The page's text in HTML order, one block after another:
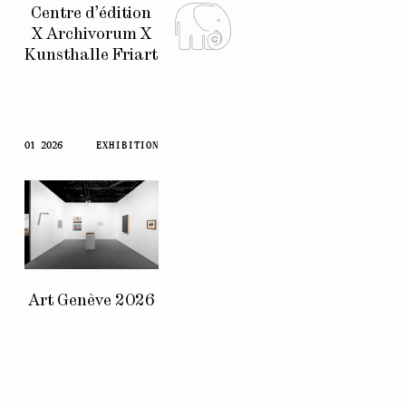
Centre d’édition
X Archivorum X
Kunsthalle Friart
01 2026 EXHIBITION
Art Genève 2026